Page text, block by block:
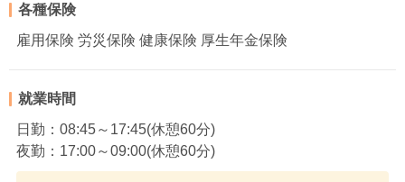
各種保険
雇用保険 労災保険 健康保険 厚生年金保険
就業時間
日勤：08:45～17:45(休憩60分)
夜勤：17:00～09:00(休憩60分)